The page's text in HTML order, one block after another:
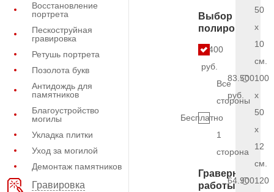
Восстановление
портрета
Пескоструйная
гравировка
Ретушь портрета
Позолота букв
Антидождь для
памятников
Благоустройство
могилы
Укладка плитки
Уход за могилой
Демонтаж памятников
Гравировка
Выбор
полировки
5.400
руб.
Все
стороны
Бесплатно
1
сторона
Граверные
работы
50
x
10
см.
83.500
руб.
100
x
50
x
12
см.
64.900120